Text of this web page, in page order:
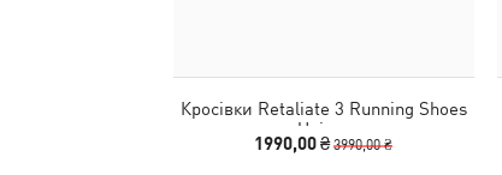
Кросівки Retaliate 3 Running Shoes
Unisex
1990,00 ₴3990,00 ₴